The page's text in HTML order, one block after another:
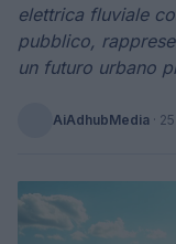
elettrica fluviale
pubblico,
un futuro urbano
AiAdhubMedia ·